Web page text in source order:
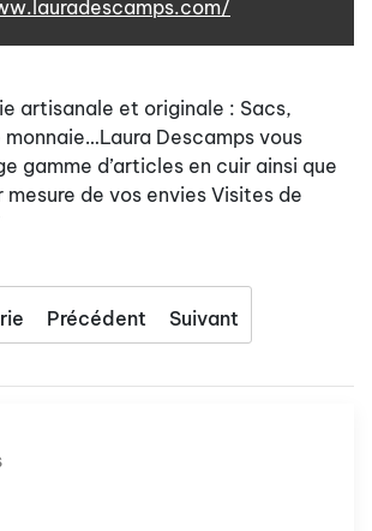
artisanale et originale : Sacs,
Descamps vous
gamme d’articles en cuir ainsi que
mesure de vos envies Visites de
Précédent Suivant